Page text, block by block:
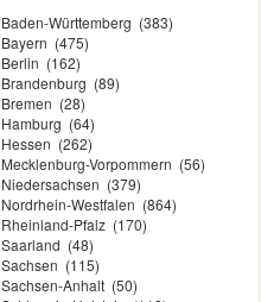
Baden-Württemberg (383)
Bayern (475)
Berlin (162)
Brandenburg (89)
Bremen (28)
Hamburg (64)
Hessen (262)
Mecklenburg-Vorpommern (56)
Niedersachsen (379)
Nordrhein-Westfalen (864)
Rheinland-Pfalz (170)
Saarland (48)
Sachsen (115)
Sachsen-Anhalt (50)